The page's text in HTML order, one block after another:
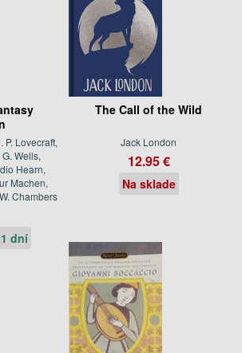
P. Lovecraft,
Wells,
Hearn,
Machen,
Chambers
dní
The Call of the Wild
Jack London
12.95 €
Na sklade